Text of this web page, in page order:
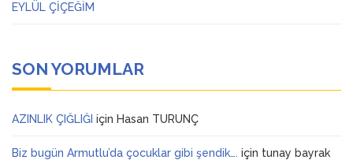
EYLÜL ÇİÇEĞİM
SON YORUMLAR
AZINLIK ÇIĞLIĞI için Hasan TURUNÇ
Biz bugün Armutlu’da çocuklar gibi şendik…. için tunay bayrak